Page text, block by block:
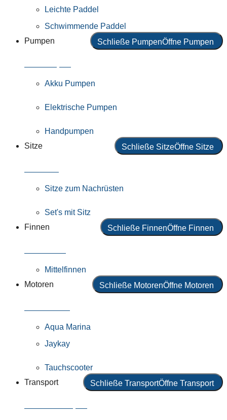
Leichte Paddel
Schwimmende Paddel
Pumpen
Schließe PumpenÖffne Pumpen
Akku Pumpen
Elektrische Pumpen
Handpumpen
Sitze
Schließe SitzeÖffne Sitze
Sitze zum Nachrüsten
Set's mit Sitz
Finnen
Schließe FinnenÖffne Finnen
Mittelfinnen
Motoren
Schließe MotorenÖffne Motoren
Aqua Marina
Jaykay
Tauchscooter
Transport
Schließe TransportÖffne Transport